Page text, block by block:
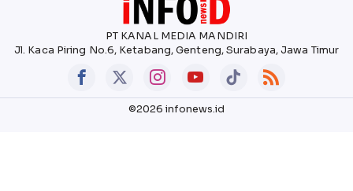
PT KANAL MEDIA MANDIRI
Jl. Kaca Piring No.6, Ketabang, Genteng, Surabaya, Jawa Timur
©2026 infonews.id